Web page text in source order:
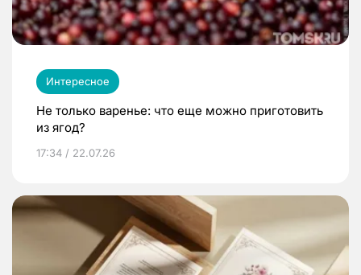
Интересное
Не только варенье: что еще можно приготовить
из ягод?
17:34 / 22.07.26